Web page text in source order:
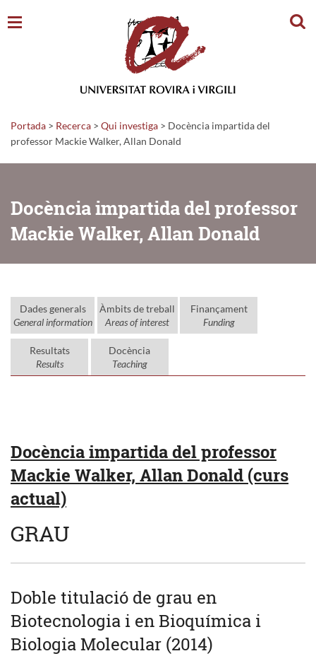
Portada > Recerca > Qui investiga > Docència impartida del
professor Mackie Walker, Allan Donald
Docència impartida del professor
Mackie Walker, Allan Donald
Dades generals
General information
Àmbits de treball
Areas of interest
Finançament
Funding
Resultats
Results
Docència
Teaching
Docència impartida del professor
Mackie Walker, Allan Donald (curs
actual)
GRAU
Doble titulació de grau en
Biotecnologia i en Bioquímica i
Biologia Molecular (2014)